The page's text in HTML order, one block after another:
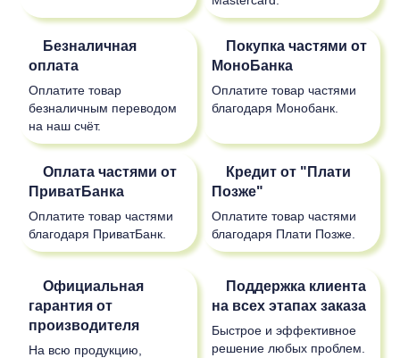
Безналичная
оплата
Оплатите товар
безналичным переводом
на наш счёт.
Покупка частями от
МоноБанка
Оплатите товар частями
благодаря Монобанк.
Оплата частями от
ПриватБанка
Оплатите товар частями
благодаря ПриватБанк.
Кредит от "Плати
Позже"
Оплатите товар частями
благодаря Плати Позже.
Официальная
гарантия от
производителя
На всю продукцию,
Поддержка клиента
на всех этапах заказа
Быстрое и эффективное
решение любых проблем.